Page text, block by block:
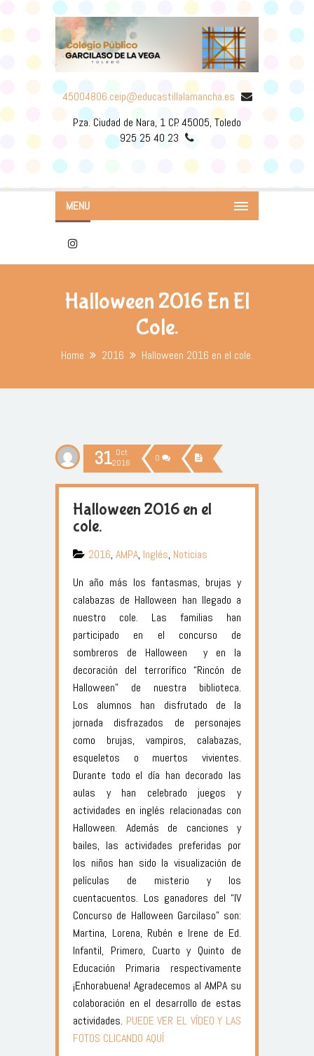
45004806.ceip@educastillalamancha.es
Pza. Ciudad de Nara, 1 CP. 45005, Toledo
925 25 40 23
MENU
Halloween 2016 En El
Cole.
Home 2016 Halloween 2016 en el cole.
31 Oct
2016
0
Halloween 2016 en el
cole.
2016, AMPA, Inglés, Noticias
Un año más los fantasmas, brujas y
calabazas de Halloween han llegado a
nuestro cole. Las familias han
participado en el concurso de
sombreros de Halloween y en la
decoración del terrorífico “Rincón de
Halloween” de nuestra biblioteca.
Los alumnos han disfrutado de la
jornada disfrazados de personajes
como brujas, vampiros, calabazas,
esqueletos o muertos vivientes.
Durante todo el día han decorado las
aulas y han celebrado juegos y
actividades en inglés relacionadas con
Halloween. Además de canciones y
bailes, las actividades preferidas por
los niños han sido la visualización de
películas de misterio y los
cuentacuentos. Los ganadores del “IV
Concurso de Halloween Garcilaso” son:
Martina, Lorena, Rubén e Irene de Ed.
Infantil, Primero, Cuarto y Quinto de
Educación Primaria respectivamente
¡Enhorabuena! Agradecemos al AMPA su
colaboración en el desarrollo de estas
actividades. PUEDE VER EL VÍDEO Y LAS
FOTOS CLICANDO AQUÍ